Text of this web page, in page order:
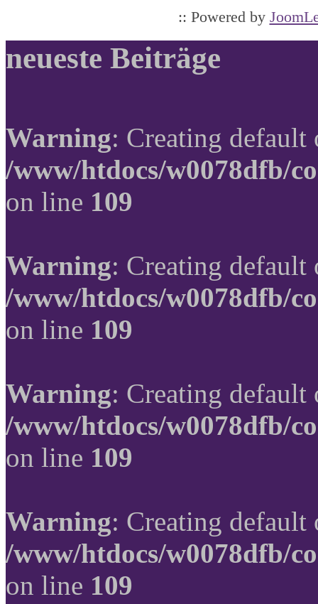
:: Powered by
neueste Beiträge
Warning: Creating
/www/htdocs/w0078dfb/
on line 109
Warning: Creating
/www/htdocs/w0078dfb/
on line 109
Warning: Creating
/www/htdocs/w0078dfb/
on line 109
Warning: Creating
/www/htdocs/w0078dfb/
on line 109